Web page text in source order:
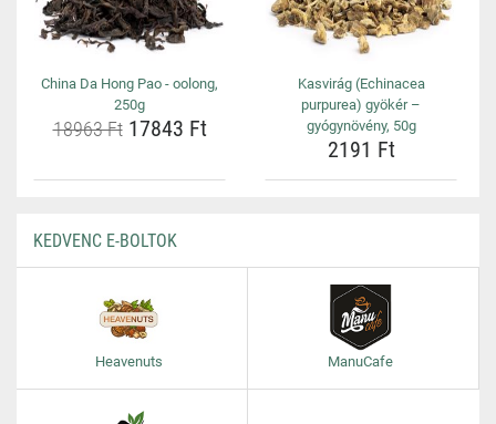
China Da Hong Pao - oolong,
250g
18963 Ft17843 Ft
Kasvirág (Echinacea
purpurea) gyökér –
gyógynövény, 50g
2191 Ft
KEDVENC E-BOLTOK
Heavenuts ManuCafe